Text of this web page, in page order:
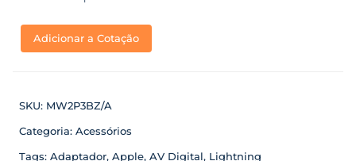
Adicionar a Cotação
SKU: MW2P3BZ/A
Categoria: Acessórios
Tags: Adaptador, Apple, AV Digital, Lightning